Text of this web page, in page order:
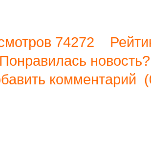
74272
комментарий